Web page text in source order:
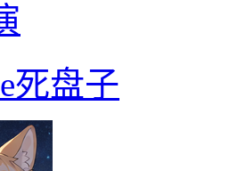
死盘子